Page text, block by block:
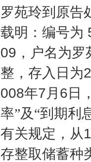
罗苑玲到原告
载明：编号为
09 ，户名为
整，存入日为
008年7月 6 日
率”及“到期利
有关规定，从
存整取储蓄种